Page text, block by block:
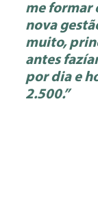
me formar
nova
muito,
antes
por dia e
2.500.”